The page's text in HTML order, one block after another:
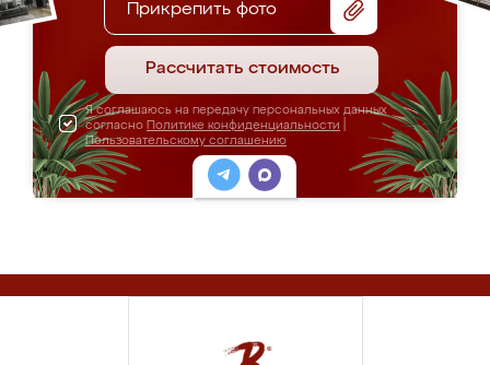
Прикрепить фото
Рассчитать стоимость
Я соглашаюсь на передачу персональных данных
согласно Политике конфиденциальности
Пользовательскому соглашению